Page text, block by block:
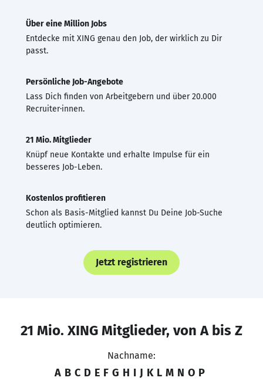
Über eine Million Jobs
Entdecke mit XING genau den Job, der wirklich zu Dir
passt.
Persönliche Job-Angebote
Lass Dich finden von Arbeitgebern und über 20.000
Recruiter·innen.
21 Mio. Mitglieder
Knüpf neue Kontakte und erhalte Impulse für ein
besseres Job-Leben.
Kostenlos profitieren
Schon als Basis-Mitglied kannst Du Deine Job-Suche
deutlich optimieren.
Jetzt registrieren
21 Mio. XING Mitglieder, von A bis Z
Nachname:
A B C D E F G H I J K L M N O P